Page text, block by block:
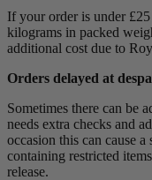
If your order is under
kilograms in packed
additional cost due to
Orders delayed at
Sometimes there can be
needs extra checks and
occasion this can cause
containing restricted
release.